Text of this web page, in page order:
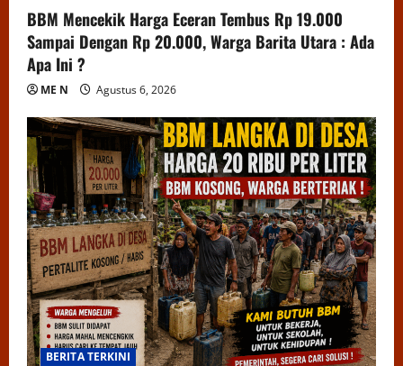
BBM Mencekik Harga Eceran Tembus Rp 19.000
Sampai Dengan Rp 20.000, Warga Barita Utara : Ada
Apa Ini ?
ME N Agustus 6, 2026
BERITA TERKINI